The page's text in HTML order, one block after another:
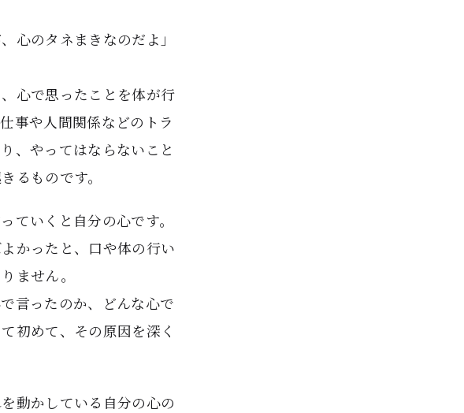
心のタネまきなのだよ」
心で思ったことを体が行
事や人間関係などのトラ
、やってはならないこと
るものです。
ていくと自分の心です。
かったと、口や体の行い
ません。
言ったのか、どんな心で
初めて、その原因を深く
動かしている自分の心の